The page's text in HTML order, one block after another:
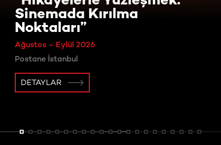
Sinemada Kırılma
Noktaları”
Ağustos – Eylül 2026
Postane İstanbul
DETAYLAR